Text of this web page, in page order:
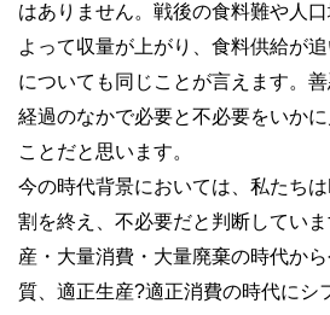
はありません。戦後の食料難や人
よって収量が上がり、食料供給が
についても同じことが言えます。
経過のなかで必要と不必要をいか
ことだと思います。
今の時代背景においては、私たち
割を終え、不必要だと判断してい
産・大量消費・大量廃棄の時代か
質、適正生産?適正消費の時代にシ